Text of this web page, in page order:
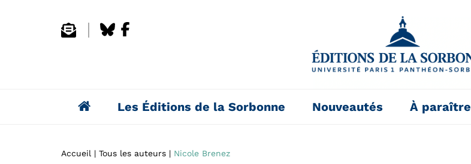
Les Éditions de la Sorbonne Nouveautés À paraître
Accueil Tous les auteurs Nicole Brenez